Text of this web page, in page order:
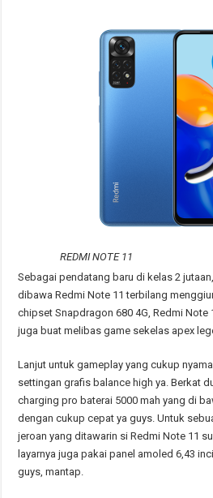
REDMI NOTE 11
Sebagai pendatang baru di kelas 2
dibawa Redmi Note 11 terbilang
chipset Snapdragon 680 4G, Redmi Note
juga buat melibas game sekelas apex
Lanjut untuk gameplay yang cukup
settingan grafis balance high ya. Berkat
charging pro baterai 5000 mah yang di
dengan cukup cepat ya guys. Untuk
jeroan yang ditawarin si Redmi Note 11
layarnya juga pakai panel amoled 6,43
guys, mantap.